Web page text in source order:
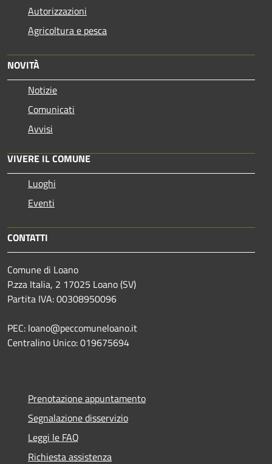
Autorizzazioni
Agricoltura e pesca
NOVITÀ
Notizie
Comunicati
Avvisi
VIVERE IL COMUNE
Luoghi
Eventi
CONTATTI
Comune di Loano
P.zza Italia, 2 17025 Loano (SV)
Partita IVA: 00308950096
PEC: loano@peccomuneloano.it
Centralino Unico: 019675694
Prenotazione appuntamento
Segnalazione disservizio
Leggi le FAQ
Richiesta assistenza